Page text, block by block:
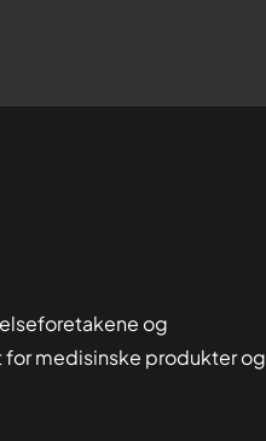
og
medisinske produkter og